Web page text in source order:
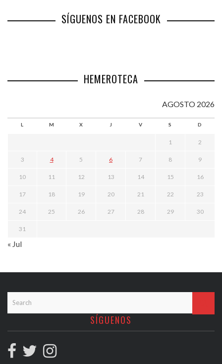
SÍGUENOS EN FACEBOOK
HEMEROTECA
AGOSTO 2026
L M X J V S D
1 2
3 4 5 6 7 8 9
10 11 12 13 14 15 16
17 18 19 20 21 22 23
24 25 26 27 28 29 30
31
« Jul
SÍGUENOS